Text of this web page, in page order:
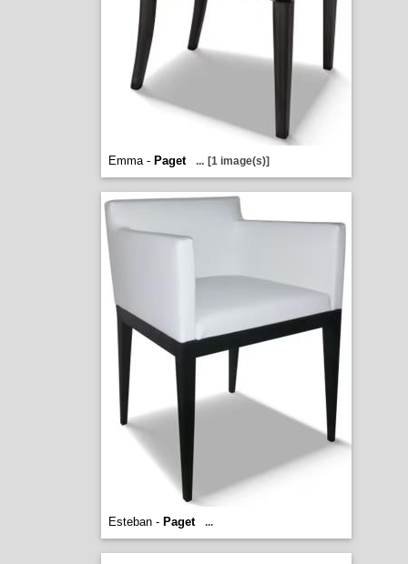
Emma - Paget ... [1 image(s)]
Esteban - Paget ...